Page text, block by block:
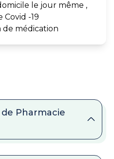
le jour même ,
Covid -19
de médication
de Pharmacie